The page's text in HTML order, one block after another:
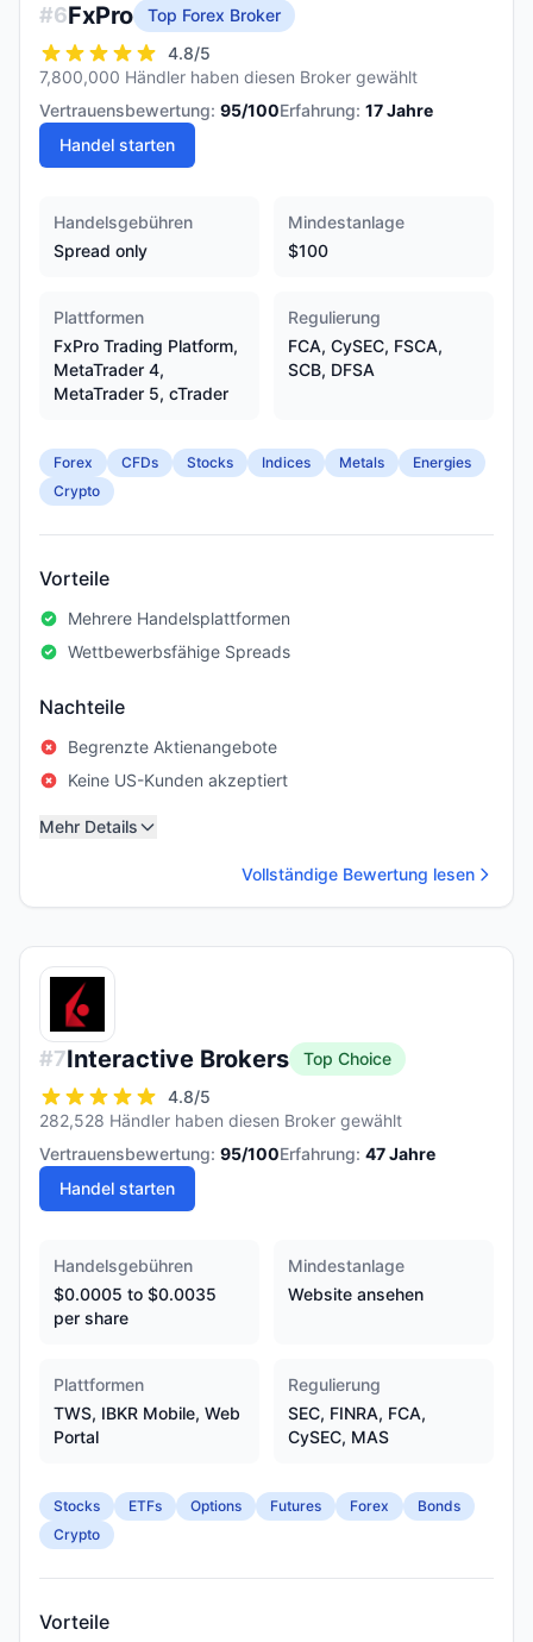
#6FxPro
Top Forex Broker
4.8/5
7,800,000 Händler haben diesen Broker gewählt
Vertrauensbewertung: 95/100Erfahrung: 17Jahre
Handel starten
Handelsgebühren
Spread only
Mindestanlage
$100
Plattformen
FxPro Trading Platform,
MetaTrader 4,
MetaTrader 5, cTrader
Regulierung
FCA, CySEC, FSCA,
SCB, DFSA
Forex CFDs Stocks Indices Metals
Energies
Crypto
Vorteile
Mehrere Handelsplattformen
Wettbewerbsfähige Spreads
Nachteile
Begrenzte Aktienangebote
Keine US-Kunden akzeptiert
Mehr Details
Vollständige Bewertung lesen
#7Interactive Brokers
Top Choice
4.8/5
282,528 Händler haben diesen Broker gewählt
Vertrauensbewertung: 95/100Erfahrung: 47Jahre
Handel starten
Handelsgebühren
$0.0005 to $0.0035
per share
Mindestanlage
Website ansehen
Plattformen
TWS, IBKR Mobile, Web
Portal
Regulierung
SEC, FINRA, FCA,
CySEC, MAS
Stocks ETFs Options Futures Forex
Bonds
Crypto
Vorteile